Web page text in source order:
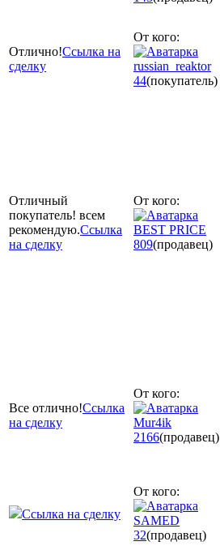
Отлично!Ссылка на
сделку
От кого:
russian_reaktor
44(покупатель)
Отличный
покупатель! всем
рекомендую.Ссылка
на сделку
От кого:
BEST PRICE
809(продавец)
Все отлично!Ссылка
на сделку
От кого:
Mur4ik
2166(продавец)
Ссылка на сделку
От кого:
SAMED
32(продавец)